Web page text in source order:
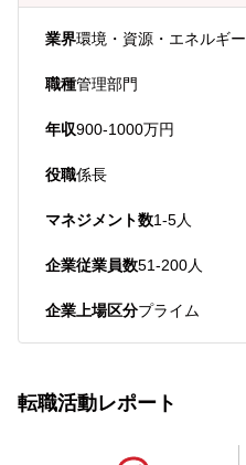
業界環境・資源・エネルギー
職種管理部門
年収900-1000万円
役職係長
マネジメント数1-5人
企業従業員数51-200人
企業上場区分プライム
転職活動レポート